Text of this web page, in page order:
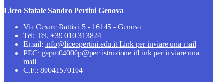
Liceo Statale Sandro Pertini Genova
Via Cesare Battisti 5 - 16145 - Genova
Tel: Tel. +39 010 313824
Email: info@liceopertini.edu.it Link per inviare una mail
PEC: gepm04000p@pec.istruzione.itLink per inviare una
mail
C.F.: 80041570104